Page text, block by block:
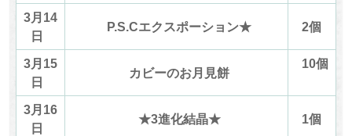
3月14
日
P.S.Cエクスポーション★ 2個
3月15
日
カビーのお月見餅
10個
3月16
日
★3進化結晶★ 1個